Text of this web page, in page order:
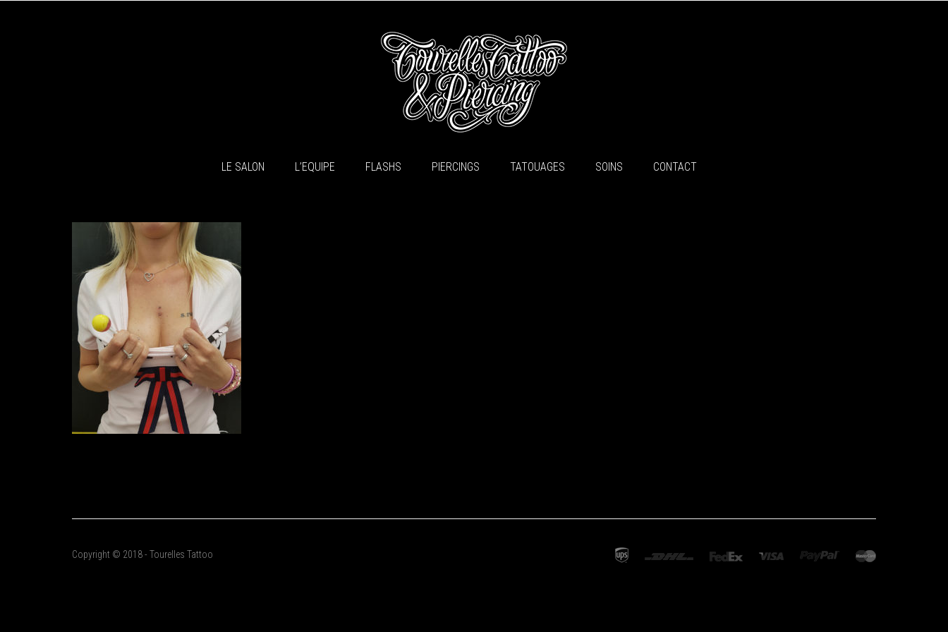
LE SALON L’EQUIPE FLASHS PIERCINGS TATOUAGES SOINS CONTACT
Copyright © 2018 - Tourelles Tattoo